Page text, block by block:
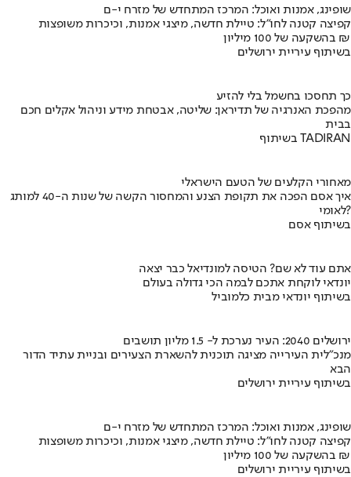
שופינג, אמנות ואוכל: המרכז המתחדש של מזרח י-ם
קפיצה קטנה לחו"ל: טיילת חדשה, מיצגי אמנות, וכיכרות משופצות
בהשקעה של 100 מיליון ₪
בשיתוף עיריית ירושלים
כך תחסכו בחשמל בלי להזיע
מהפכת האנרגיה של תדיראן: שליטה, אבטחת מידע וניהול אקלים חכם
בבית
בשיתוף TADIRAN
מאחורי הקלעים של הטעם הישראלי
איך אסם הפכה את תקופת הצנע והמחסור הקשה של שנות ה-40 למותג
לאומי?
בשיתוף אסם
אתם עוד לא שם? הטיסה למונדיאל כבר יצאה
יונדאי לוקחת אתכם לבמה הכי גדולה בעולם
בשיתוף יונדאי מבית כלמוביל
ירושלים 2040: העיר נערכת ל- 1.5 מליון תושבים
מנכ"לית העירייה מציגה תוכנית להשארת הצעירים ובניית עתיד הדור
הבא
בשיתוף עיריית ירושלים
שופינג, אמנות ואוכל: המרכז המתחדש של מזרח י-ם
קפיצה קטנה לחו"ל: טיילת חדשה, מיצגי אמנות, וכיכרות משופצות
בהשקעה של 100 מיליון ₪
בשיתוף עיריית ירושלים